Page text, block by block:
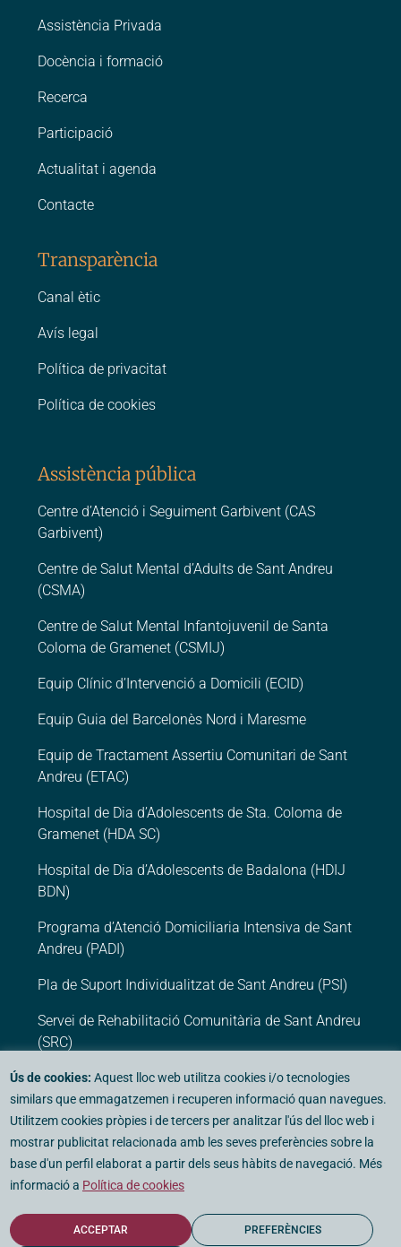
Ús de cookies: Aquest lloc web utilitza cookies i/o tecnologies
similars que emmagatzemen i recuperen informació quan navegues.
Utilitzem cookies pròpies i de tercers per analitzar l'ús del lloc web i
mostrar publicitat relacionada amb les seves preferències sobre la
base d'un perfil elaborat a partir dels seus hàbits de navegació. Més
informació a Política de cookies
PREFERÈNCIES
ACCEPTAR
Assistència Privada
Docència i formació
Recerca
Participació
Actualitat i agenda
Contacte
Transparència
Canal ètic
Avís legal
Política de privacitat
Política de cookies
Assistència pública
Centre d’Atenció i Seguiment Garbivent (CAS
Garbivent)
Centre de Salut Mental d’Adults de Sant Andreu
(CSMA)
Centre de Salut Mental Infantojuvenil de Santa
Coloma de Gramenet (CSMIJ)
Equip Clínic d’Intervenció a Domicili (ECID)
Equip Guia del Barcelonès Nord i Maresme
Equip de Tractament Assertiu Comunitari de Sant
Andreu (ETAC)
Hospital de Dia d’Adolescents de Sta. Coloma de
Gramenet (HDA SC)
Hospital de Dia d’Adolescents de Badalona (HDIJ
BDN)
Programa d’Atenció Domiciliaria Intensiva de Sant
Andreu (PADI)
Pla de Suport Individualitzat de Sant Andreu (PSI)
Servei de Rehabilitació Comunitària de Sant Andreu
(SRC)
Assistència privada
Centre Mèdic Psicològic Barcelona (CMP
Barcelona)
© 2026 - Fundació Vidal i Barraquer. Tots els drets reservats.